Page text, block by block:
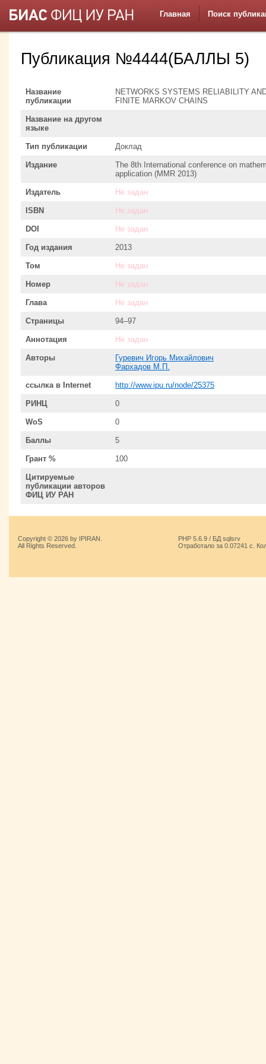
Главная Поиск
Публикация №4444(БАЛЛЫ 5)
Название
публикации
NETWORKS SYSTEMS RELIABILITY
FINITE MARKOV CHAINS
Название на другом
языке
Тип публикации Доклад
Издание
The 8th International conference on
application (MMR 2013)
Издатель Не задан
ISBN Не задан
DOI Не задан
Год издания 2013
Том Не задан
Номер Не задан
Глава Не задан
Страницы 94–97
Аннотация Не задан
Авторы
Гуревич Игорь Михайлович
Фархадов М.П.
ссылка в Internet http://www.ipu.ru/node/25375
РИНЦ 0
WoS 0
Баллы 5
Грант % 100
Цитируемые
публикации авторов
ФИЦ ИУ РАН
Copyright © 2026 by IPIRAN.
All Rights Reserved.
PHP 5.6.9 / БД sqlsrv
Отработало за 0.07241 с.